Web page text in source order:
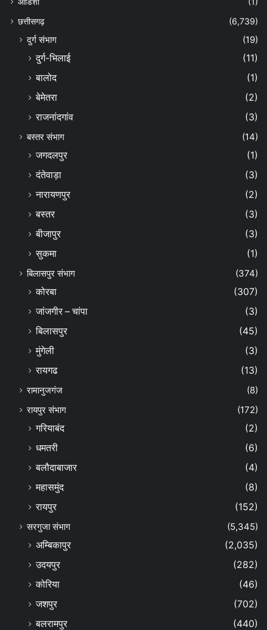
छत्तीसगढ़
(6,739)
दुर्ग संभाग
(19)
दुर्ग-भिलाई
(11)
बालोद
(1)
बेमेतरा
(2)
राजनांदगांव
(3)
बस्तर संभाग
(14)
जगदलपुर
(1)
दंतेवाड़ा
(3)
नारायणपुर
(2)
बस्तर
(3)
बीजापुर
(3)
सुकमा
(1)
बिलासपुर संभाग
(374)
कोरबा
(307)
जांजगीर – चांपा
(3)
बिलासपुर
(45)
मुंगेली
(3)
रायगढ
(13)
रामानुजगंज
(8)
रायपुर संभाग
(172)
गरियाबंद
(2)
धमतरी
(6)
बलौदाबाजार
(4)
महासमुंद
(8)
रायपुर
(152)
सरगुजा संभाग
(5,345)
अम्बिकापुर
(2,035)
उदयपुर
(282)
कोरिया
(46)
जशपुर
(702)
बलरामपुर
(440)